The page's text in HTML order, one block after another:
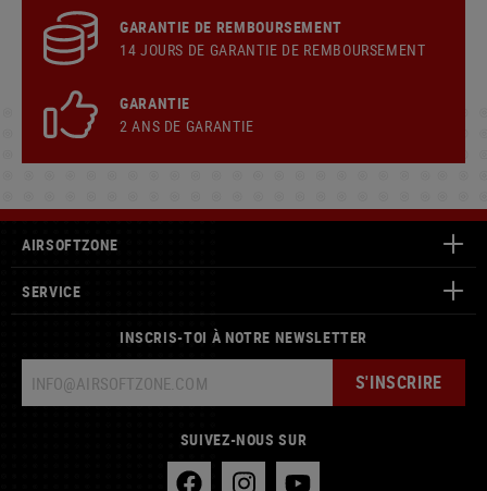
GARANTIE DE REMBOURSEMENT
14 JOURS DE GARANTIE DE REMBOURSEMENT
GARANTIE
2 ANS DE GARANTIE
AIRSOFTZONE
SERVICE
INSCRIS-TOI À NOTRE NEWSLETTER
S'INSCRIRE
SUIVEZ-NOUS SUR